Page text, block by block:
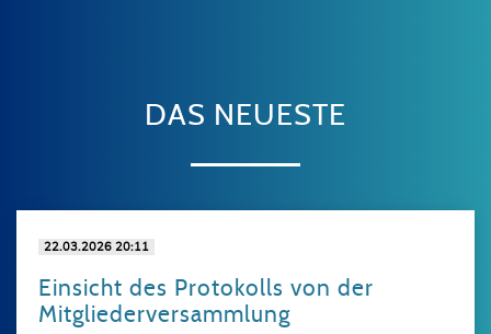
DAS NEUESTE
22.03.2026 20:11
Einsicht des Protokolls von der
Mitgliederversammlung